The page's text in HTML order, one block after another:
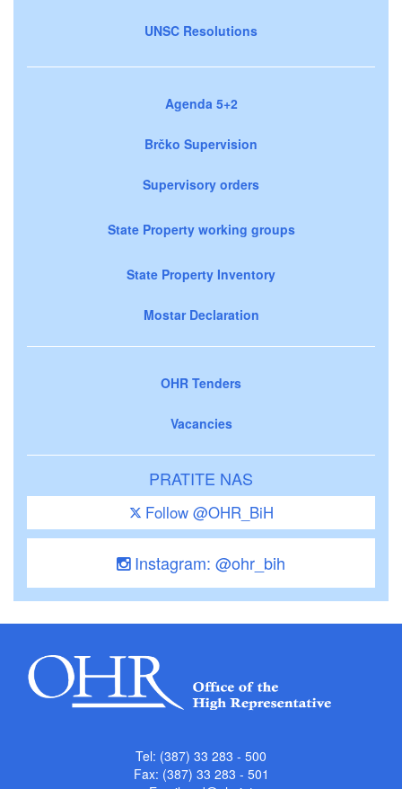
UNSC Resolutions
Agenda 5+2
Brčko Supervision
Supervisory orders
State Property working groups
State Property Inventory
Mostar Declaration
OHR Tenders
Vacancies
PRATITE NAS
Follow @OHR_BiH
Instagram: @ohr_bih
Tel: (387) 33 283 - 500
Fax: (387) 33 283 - 501